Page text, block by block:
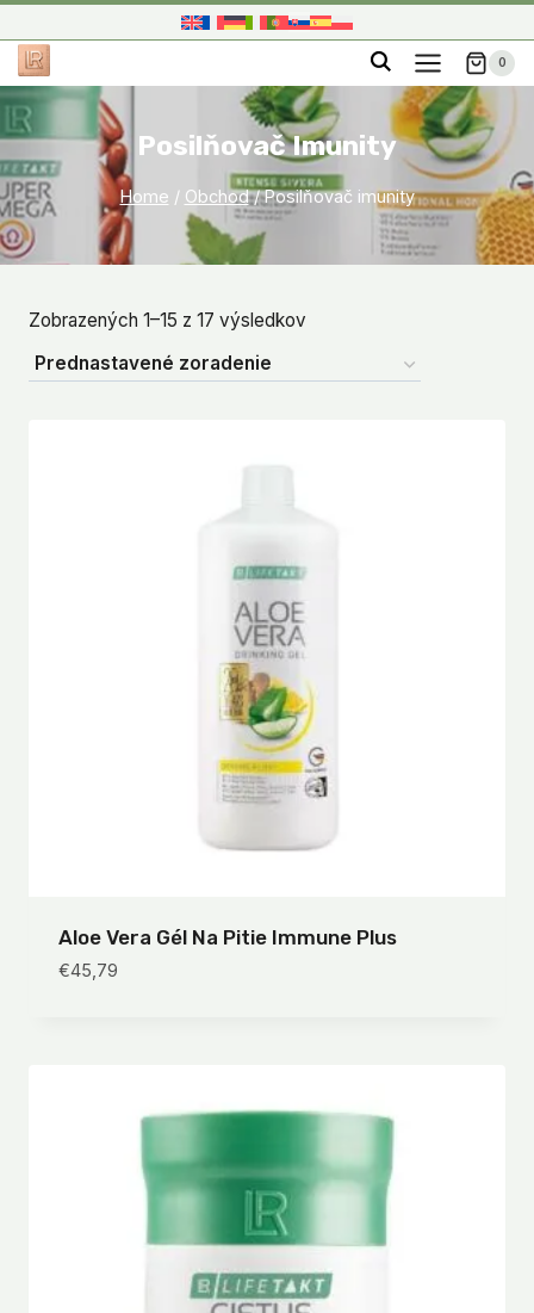
to
content
0
Posilňovač Imunity
Home / Obchod / Posilňovač imunity
Zobrazených 1–15 z 17 výsledkov
Aloe Vera Gél Na Pitie Immune Plus
€45,79